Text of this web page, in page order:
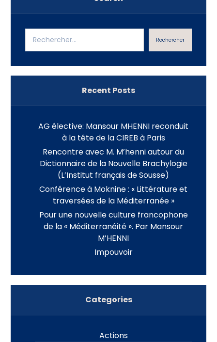
Rechercher
Recent Posts
AG élective: Mansour MHENNI reconduit
à la tête de la CIREB à Paris
Rencontre avec M. M’henni autour du
Dictionnaire de la Nouvelle Brachylogie
(L’Institut français de Sousse)
Conférence à Moknine : « Littérature et
traversées de la Méditerranée »
Pour une nouvelle culture francophone
de la « Méditerranéité ». Par Mansour
M’HENNI
Impouvoir
Categories
Actions